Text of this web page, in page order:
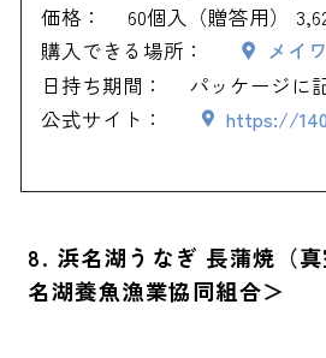
価格：
60個入（贈答用）
購入できる場所：
メイ
日持ち期間：
パッケージに
公式サイト：
https://
8. 浜名湖うなぎ 長蒲焼（
名湖養魚漁業協同組合＞